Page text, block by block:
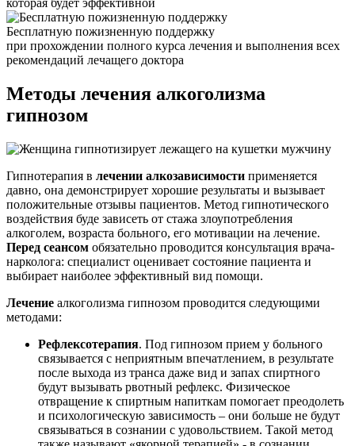
которая будет эффективной
Бесплатную пожизненную поддержку
при прохождении полного курса лечения и выполнения всех
рекомендаций лечащего доктора
Методы лечения алкоголизма
гипнозом
Гипнотерапия в лечении алкозависимости применяется
давно, она демонстрирует хорошие результаты и вызывает
положительные отзывы пациентов. Метод гипнотического
воздействия буде зависеть от стажа злоупотребления
алкоголем, возраста больного, его мотивации на лечение.
Перед сеансом обязательно проводится консультация врача-
нарколога: специалист оценивает состояние пациента и
выбирает наиболее эффективный вид помощи.
Лечение алкоголизма гипнозом проводится следующими
методами:
Рефлексотерапия. Под гипнозом прием у больного
связывается с неприятным впечатлением, в результате
после выхода из транса даже вид и запах спиртного
будут вызывать рвотный рефлекс. Физическое
отвращение к спиртным напиткам помогает преодолеть
и психологическую зависимость – они больше не будут
связываться в сознании с удовольствием. Такой метод